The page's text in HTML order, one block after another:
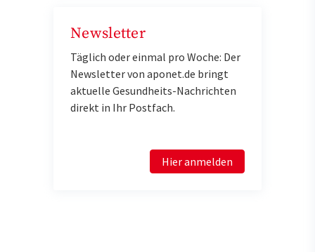
Newsletter
Täglich oder einmal pro Woche: Der
Newsletter von aponet.de bringt
aktuelle Gesundheits-Nachrichten
direkt in Ihr Postfach.
Hier anmelden